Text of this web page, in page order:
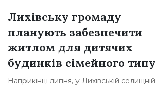
Лихівську громаду
планують забезпечити
житлом для дитячих
будинків сімейного типу
Наприкінці липня, у Лихівській селищній